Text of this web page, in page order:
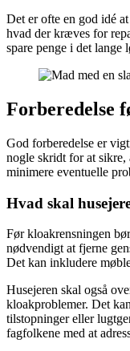
Det er ofte en god idé
hvad der kræves for
spare penge i det lange
Forberedelse
God forberedelse er
nogle skridt for at sikre,
minimere eventuelle
Hvad skal
Før kloakrensningen
nødvendigt at fjerne
Det kan inkludere
Husejeren skal også
kloakproblemer. Det
tilstopninger eller
fagfolkene med at